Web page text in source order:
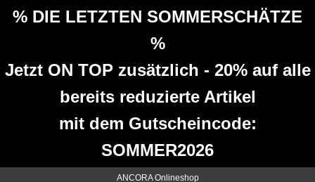
% DIE LETZTEN SOMMERSCHÄTZE
%
Jetzt ON TOP zusätzlich - 20% auf alle
bereits reduzierte Artikel
mit dem Gutscheincode:
SOMMER2026
ANCORA Onlineshop